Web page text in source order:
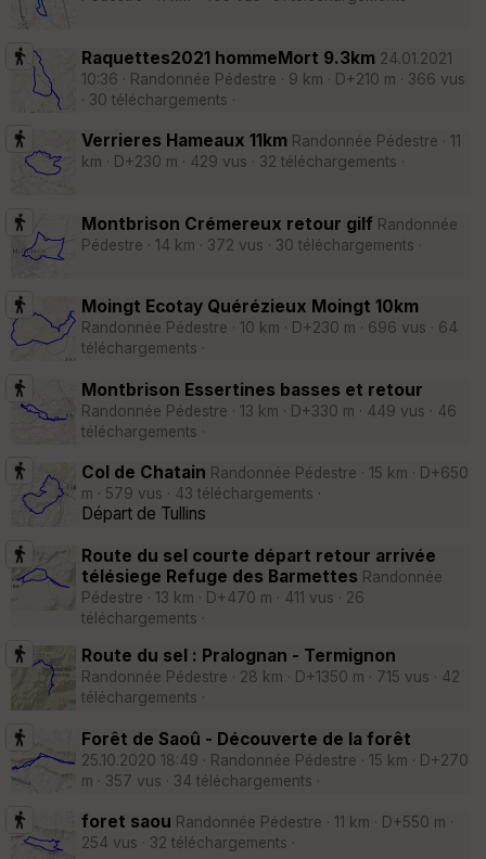
Raquettes2021 hommeMort 9.3km 24.01.2021
10:36 · Randonnée Pédestre · 9 km · D+210 m · 366 vus
· 30 téléchargements ·
Verrieres Hameaux 11km Randonnée Pédestre · 11
km · D+230 m · 429 vus · 32 téléchargements ·
Montbrison Crémereux retour gilf Randonnée
Pédestre · 14 km · 372 vus · 30 téléchargements ·
Moingt Ecotay Quérézieux Moingt 10km
Randonnée Pédestre · 10 km · D+230 m · 696 vus · 64
téléchargements ·
Montbrison Essertines basses et retour
Randonnée Pédestre · 13 km · D+330 m · 449 vus · 46
téléchargements ·
Col de Chatain Randonnée Pédestre · 15 km · D+650
m · 579 vus · 43 téléchargements ·
Départ de Tullins
Route du sel courte départ retour arrivée
télésiege Refuge des Barmettes Randonnée
Pédestre · 13 km · D+470 m · 411 vus · 26
téléchargements ·
Route du sel : Pralognan - Termignon
Randonnée Pédestre · 28 km · D+1350 m · 715 vus · 42
téléchargements ·
Forêt de Saoû - Découverte de la forêt
25.10.2020 18:49 · Randonnée Pédestre · 15 km · D+270
m · 357 vus · 34 téléchargements ·
foret saou Randonnée Pédestre · 11 km · D+550 m ·
254 vus · 32 téléchargements ·